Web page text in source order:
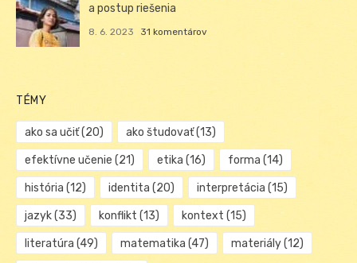
a postup riešenia
8. 6. 2023 31 komentárov
TÉMY
ako sa učiť(20) ako študovať(13)
efektívne učenie (21) etika (16) forma (14)
história (12) identita (20) interpretácia (15)
jazyk(33) konflikt (13) kontext (15)
literatúra (49) matematika (47) materiály(12)